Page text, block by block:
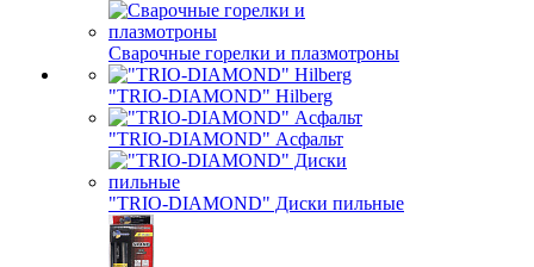
Сварочные горелки и плазмотроны
"TRIO-DIAMOND" Hilberg
"TRIO-DIAMOND" Асфальт
"TRIO-DIAMOND" Диски пильные